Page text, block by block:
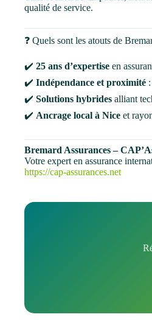
qualité de service.
❓ Quels sont les atouts de
✔️ 25 ans d’expertise en
✔️ Indépendance et proximité
✔️ Solutions hybrides alliant
✔️ Ancrage local à Nice et
Bremard Assurances –
Votre expert en assurance
https://cap-assurances.net